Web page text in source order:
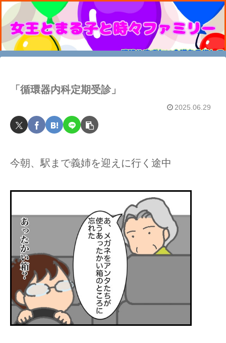
「循環器内科定期受診」
2025.06.29
今朝、駅まで義姉を迎えに行く途中